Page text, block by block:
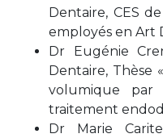
Dentaire, CES
employés en Art
Dr Eugénie
Dentaire, Thèse
volumique par
traitement
Dr Marie